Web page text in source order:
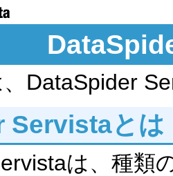
DataSpider
Servistaとは
は、種類